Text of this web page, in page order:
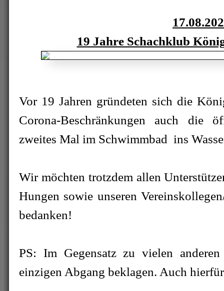
19 Jahre Schachklub
Vor 19 Jahren gründeten sich die
Corona-Beschränkungen auch die
zweites Mal im Schwimmbad ins
Wir möchten trotzdem allen
Hungen sowie unseren
bedanken!
PS: Im Gegensatz zu vielen
einzigen Abgang beklagen. Auch